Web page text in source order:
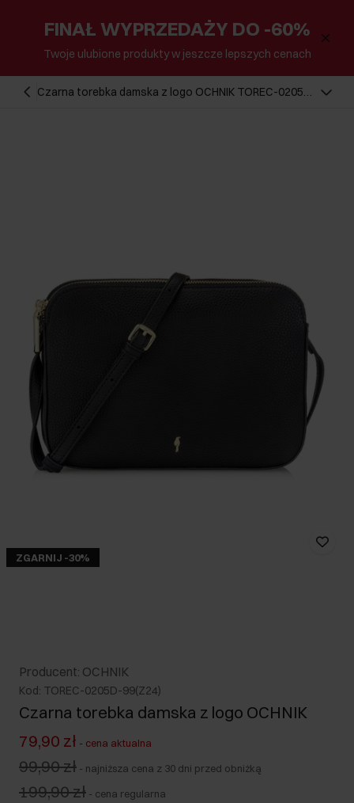
FINAŁ WYPRZEDAŻY DO -60%
Twoje ulubione produkty w jeszcze lepszych cenach
Czarna torebka damska z logo OCHNIK TOREC-0205D-
ZGARNIJ -30%
Producent: OCHNIK
Kod: TOREC-0205D-99(Z24)
Czarna torebka damska z logo OCHNIK
79,90 zł - cena aktualna
99,90 zł - najniższa cena z 30 dni przed obniżką
199,90 zł - cena regularna